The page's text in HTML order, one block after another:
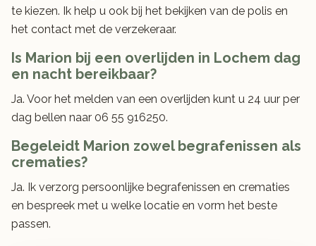
te kiezen. Ik help u ook bij het bekijken van de polis en
het contact met de verzekeraar.
Is Marion bij een overlijden in Lochem dag
en nacht bereikbaar?
Ja. Voor het melden van een overlijden kunt u 24 uur per
dag bellen naar 06 55 916250.
Begeleidt Marion zowel begrafenissen als
crematies?
Ja. Ik verzorg persoonlijke begrafenissen en crematies
en bespreek met u welke locatie en vorm het beste
passen.